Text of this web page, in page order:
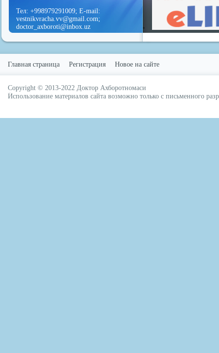
Тел: +998979291009; E-mail:
vestnikvracha.vv@gmail.com;
doctor_axboroti@inbox.uz
Главная страница Регистрация Новое на сайте
Copyright © 2013-2022 Доктор Ахборотномаси
Использование материалов сайта возможно только с письменного